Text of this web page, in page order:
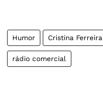
Humor Cristina Ferreira
rádio comercial